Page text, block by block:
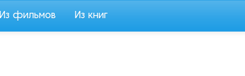
Из фильмов Из книг